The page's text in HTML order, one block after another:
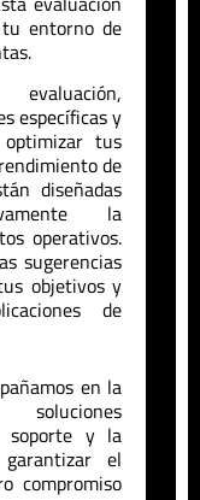
entorno de
específicas y
tus
de
diseñadas
la
operativos.
sugerencias
objetivos y
de
en la
soporte y la
garantizar el
compromiso